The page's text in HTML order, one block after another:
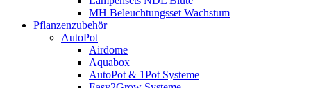
MH Beleuchtungsset Wachstum
Pflanzenzubehör
AutoPot
Airdome
Aquabox
AutoPot & 1Pot Systeme